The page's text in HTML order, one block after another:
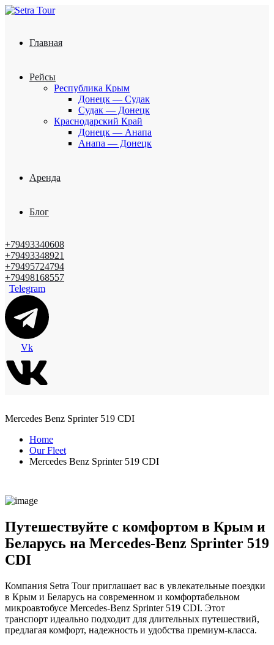
Главная
Рейсы
Республика Крым
Донецк — Судак
Судак — Донецк
Краснодарский Край
Донецк — Анапа
Анапа — Донецк
Аренда
Блог
+79493340608
+79493348921
+79495724794
+79498168557
Telegram
Vk
Mercedes Benz Sprinter 519 CDI
Home
Our Fleet
Mercedes Benz Sprinter 519 CDI
Путешествуйте с комфортом в Крым и
Беларусь на Mercedes-Benz Sprinter 519
CDI
Компания Setra Tour приглашает вас в увлекательные поездки
в Крым и Беларусь на современном и комфортабельном
микроавтобусе Mercedes-Benz Sprinter 519 CDI. Этот
транспорт идеально подходит для длительных путешествий,
предлагая комфорт, надежность и удобства премиум-класса.